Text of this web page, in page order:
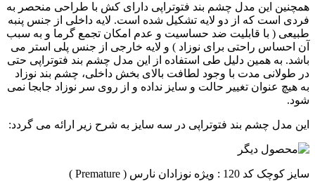
همچنین این مدل چشم بند فتوتراپی دارای کش با طراحی منحصر به
فردی است که از دو لایه تشکیل شده است. لایه داخلی از جنس پنبه
طبیعی ( با قابلیت ضد حساسیت و عدم امکان تجمع گرما و به سبب
آن احساس راحتی برای نوزاد ) و لایه خارجی از جنس پلی استر می
باشد. به همین دلیل طی استفاده از این مدل چشم بند فتوتراپی حتی
در طولانی مدت با وجود لطافت بالای بخش داخلی، چشم بند نوزاد
به هیچ عنوان تغییر حالت و سایز نداده و از روی سر نوزاد جابجا نمی
شود.
این مدل چشم بند فتوتراپی در سه سایز به شرح زیر ارائه می گردد:
سایز کوچک کد 120 : ویژه نوزادان نارس ( Premature )